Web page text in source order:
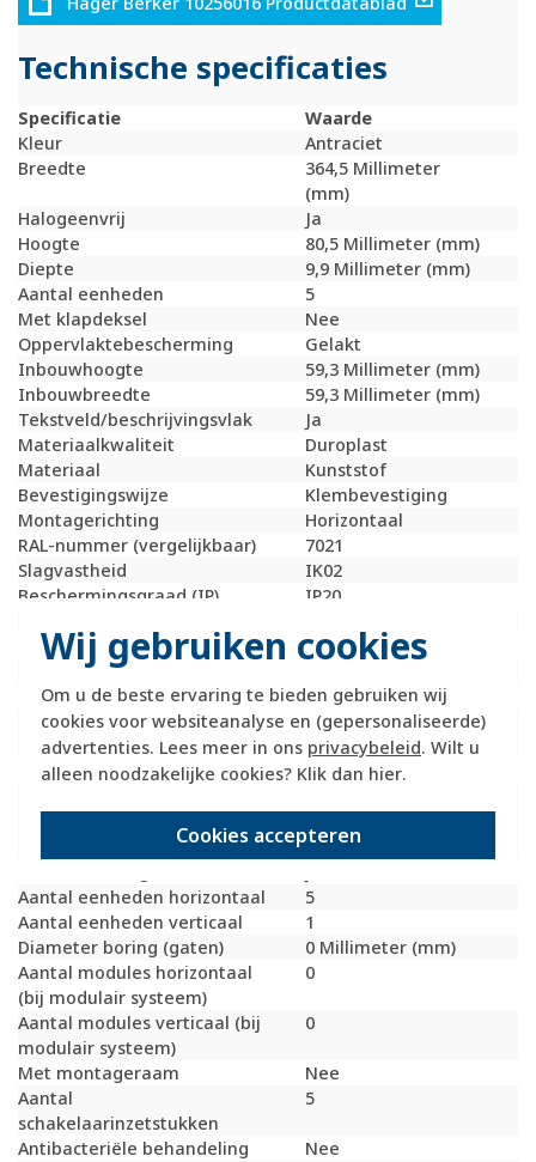
Wij gebruiken cookies
Om u de beste ervaring te bieden gebruiken wij
cookies voor websiteanalyse en (gepersonaliseerde)
advertenties. Lees meer in ons privacybeleid. Wilt u
alleen noodzakelijke cookies? Klik dan hier.
Cookies accepteren
Technische specificaties
Specificatie
Waarde
Kleur
Antraciet
Breedte
364,5 Millimeter
(mm)
Halogeenvrij
Ja
Hoogte
80,5 Millimeter (mm)
Diepte
9,9 Millimeter (mm)
Aantal eenheden
5
Met klapdeksel
Nee
Oppervlaktebescherming
Gelakt
Inbouwhoogte
59,3 Millimeter (mm)
Inbouwbreedte
59,3 Millimeter (mm)
Tekstveld/beschrijvingsvlak
Ja
Materiaalkwaliteit
Duroplast
Materiaal
Kunststof
Bevestigingswijze
Klembevestiging
Montagerichting
Horizontaal
RAL-nummer (vergelijkbaar)
7021
Slagvastheid
IK02
Beschermingsgraad (IP)
IP20
Transparant
Nee
Uitvoering oppervlakte
Geschikt voor wandgoot
Ja
Geschikt voor
inbouwinstallatie (stucwerk)
Ja
Bondige uitvoering
Nee
Aantal eenheden horizontaal
5
Aantal eenheden verticaal
1
Diameter boring (gaten)
0 Millimeter (mm)
Aantal modules horizontaal
(bij modulair systeem)
0
Aantal modules verticaal (bij
modulair systeem)
0
Met montageraam
Nee
Aantal
schakelaarinzetstukken
5
Antibacteriële behandeling Nee